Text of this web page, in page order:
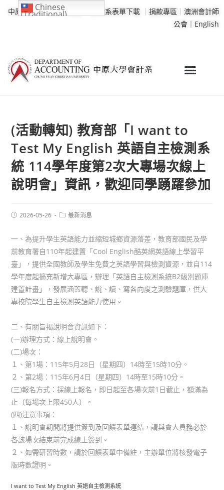
中原大學｜學校行事曆 會計系表單下載 ｜ 捐款專區 ｜ 澳洲會計師
公會｜ English
(活動轉知) 教育部「I want to
Test My English 英語自主檢測系
統 114學年度第2次大專場次線上
說明會」資訊，歡迎同學踴躍參加
2026-05-26 最新消息
一、為提升學生英語能力並縮短城鄉資源落差，教育部國民及學
前教育署自110年起建置「Cool English酷英網英語線上學習平
臺」，提供全國教師及學生免費之英語學習與檢測資源，並自114
學年度起擴充新增大專區，辦理「英語自主檢測系統B2級別題庫
建置計畫」，發展涵蓋聽、說、讀、寫各向度之測驗題庫，供大
專校院學生自主檢測英語能力使用。
二、有關旨揭說明會資訊如下：
(一)辦理方式：線上說明會。
(二)場次：
１、第1場：115年5月28日（星期四）14時至15時10分。
２、第2場：115年6月4日（星期四）14時至15時10分。
(三)報名方式：採線上報名，即日起至各場次前1日截止，額滿為
止（每場次上限450人）。
(四)注意事項：
１、說明會期間將提供簽到及回饋表單連結，請與會人員務必於
各該場次結束前完成線上簽到。
２、如需研習時數，請於回饋表單中備註，主辦單位將核發電子
版時數證明。
I want to Test My English 英語自主檢測系統
Chinese
(Traditional)